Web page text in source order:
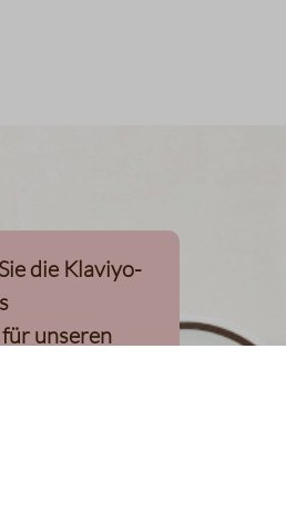
die Klaviyo-
unseren